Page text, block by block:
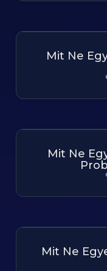
Mit Ne
Mit Ne
Mit Ne